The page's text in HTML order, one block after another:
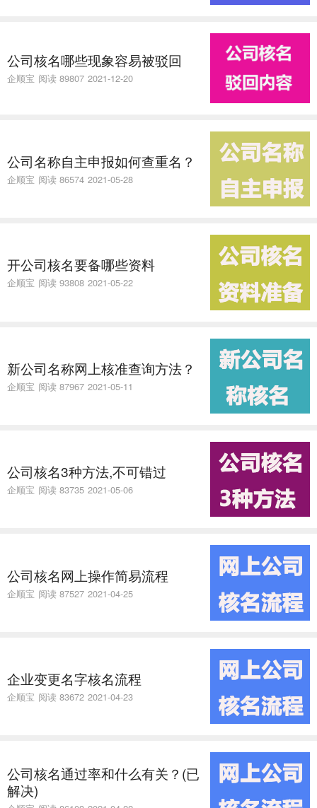
公司核名哪些现象容易被驳回
企顺宝 阅读 89807 2021-12-20
公司名称自主申报如何查重名？
企顺宝 阅读 86574 2021-05-28
开公司核名要备哪些资料
企顺宝 阅读 93808 2021-05-22
新公司名称网上核准查询方法？
企顺宝 阅读 87967 2021-05-11
公司核名3种方法,不可错过
企顺宝 阅读 83735 2021-05-06
公司核名网上操作简易流程
企顺宝 阅读 87527 2021-04-25
企业变更名字核名流程
企顺宝 阅读 83672 2021-04-23
公司核名通过率和什么有关？(已
解决)